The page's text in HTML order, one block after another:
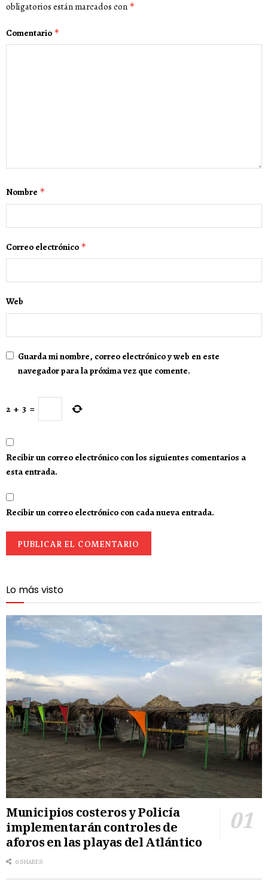
obligatorios están marcados con *
Comentario *
Nombre *
Correo electrónico *
Web
Guarda mi nombre, correo electrónico y web en este
navegador para la próxima vez que comente.
2 + 3 =
Recibir un correo electrónico con los siguientes comentarios a
esta entrada.
Recibir un correo electrónico con cada nueva entrada.
Lo más visto
Municipios costeros y Policía
implementarán controles de
aforos en las playas del Atlántico
0 SHARES